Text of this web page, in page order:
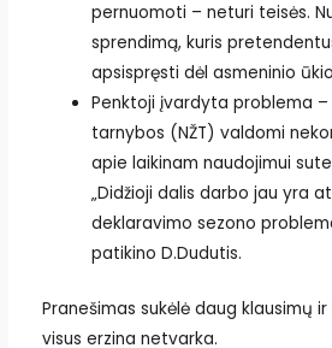
pernuomoti – neturi teisės.
sprendimą, kuris
apsispręsti dėl asmeninio
Penktoji įvardyta problema –
tarnybos (NŽT) valdomi
apie laikinam naudojimui
„Didžioji dalis darbo jau yra
deklaravimo sezono
patikino D.Dudutis.
Pranešimas sukėlė daug klausimų
visus erzina netvarka.